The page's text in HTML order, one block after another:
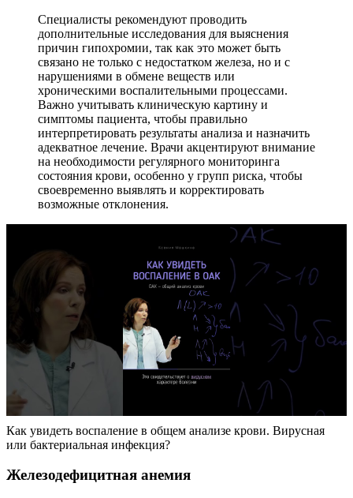
Специалисты рекомендуют проводить
дополнительные исследования для выяснения
причин гипохромии, так как это может быть
связано не только с недостатком железа, но и с
нарушениями в обмене веществ или
хроническими воспалительными процессами.
Важно учитывать клиническую картину и
симптомы пациента, чтобы правильно
интерпретировать результаты анализа и назначить
адекватное лечение. Врачи акцентируют внимание
на необходимости регулярного мониторинга
состояния крови, особенно у групп риска, чтобы
своевременно выявлять и корректировать
возможные отклонения.
Как увидеть воспаление в общем анализе крови. Вирусная
или бактериальная инфекция?
Железодефицитная анемия